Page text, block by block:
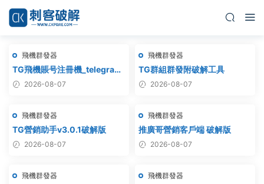
飛機群發器
TG飛機賬号注冊機_telegram
注冊機_電報飛機号注冊機破解
2026-08-07
飛機群發器
TG群組群發附破解工具
2026-08-07
飛機群發器
TG營銷助手v3.0.1破解版
2026-08-07
飛機群發器
推廣哥營銷客戶端 破解版
2026-08-07
飛機群發器 飛機群發器